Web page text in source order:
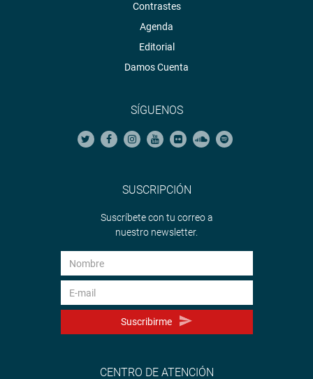
Contrastes
Agenda
Editorial
Damos Cuenta
SÍGUENOS
SUSCRIPCIÓN
Suscríbete con tu correo a
nuestro newsletter.
Suscribirme
CENTRO DE ATENCIÓN